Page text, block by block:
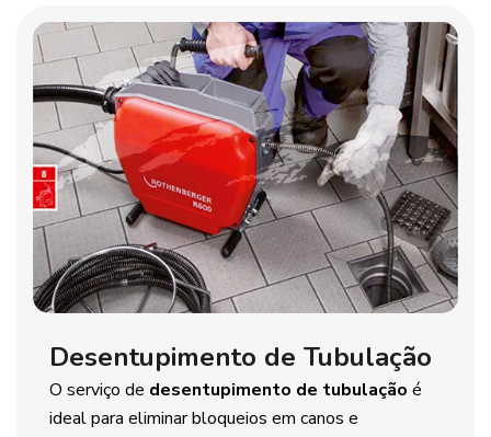
Desentupimento de Tubulação
O serviço de desentupimento de tubulação é
ideal para eliminar bloqueios em canos e